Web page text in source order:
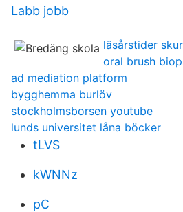
Labb jobb
läsårstider
oral brush
ad mediation platform
bygghemma burlöv
stockholmsborsen youtube
lunds universitet låna böcker
tLVS
kWNNz
pC